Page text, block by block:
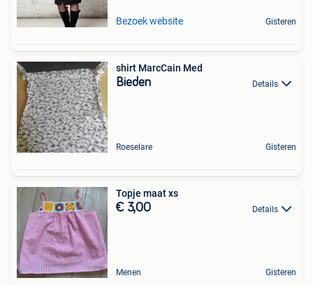
Bezoek website Gisteren
shirt MarcCain Med
Bieden Details
Roeselare Gisteren
Topje maat xs
€ 3,00 Details
Menen Gisteren